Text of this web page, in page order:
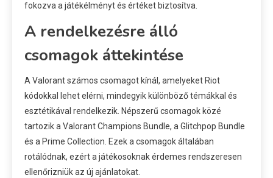
fokozva a játékélményt és értéket biztosítva.
A rendelkezésre álló
csomagok áttekintése
A Valorant számos csomagot kínál, amelyeket Riot
kódokkal lehet elérni, mindegyik különböző témákkal és
esztétikával rendelkezik. Népszerű csomagok közé
tartozik a Valorant Champions Bundle, a Glitchpop Bundle
és a Prime Collection. Ezek a csomagok általában
rotálódnak, ezért a játékosoknak érdemes rendszeresen
ellenőrizniük az új ajánlatokat.